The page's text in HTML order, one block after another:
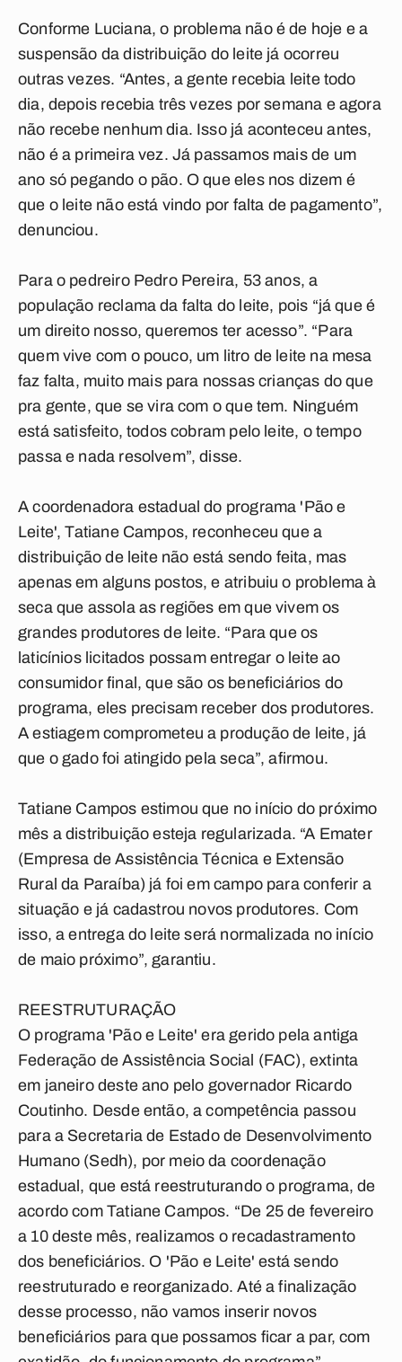
Conforme Luciana, o problema não é de hoje e a
suspensão da distribuição do leite já ocorreu
outras vezes. “Antes, a gente recebia leite todo
dia, depois recebia três vezes por semana e agora
não recebe nenhum dia. Isso já aconteceu antes,
não é a primeira vez. Já passamos mais de um
ano só pegando o pão. O que eles nos dizem é
que o leite não está vindo por falta de pagamento”,
denunciou.
Para o pedreiro Pedro Pereira, 53 anos, a
população reclama da falta do leite, pois “já que é
um direito nosso, queremos ter acesso”. “Para
quem vive com o pouco, um litro de leite na mesa
faz falta, muito mais para nossas crianças do que
pra gente, que se vira com o que tem. Ninguém
está satisfeito, todos cobram pelo leite, o tempo
passa e nada resolvem”, disse.
A coordenadora estadual do programa 'Pão e
Leite', Tatiane Campos, reconheceu que a
distribuição de leite não está sendo feita, mas
apenas em alguns postos, e atribuiu o problema à
seca que assola as regiões em que vivem os
grandes produtores de leite. “Para que os
laticínios licitados possam entregar o leite ao
consumidor final, que são os beneficiários do
programa, eles precisam receber dos produtores.
A estiagem comprometeu a produção de leite, já
que o gado foi atingido pela seca”, afirmou.
Tatiane Campos estimou que no início do próximo
mês a distribuição esteja regularizada. “A Emater
(Empresa de Assistência Técnica e Extensão
Rural da Paraíba) já foi em campo para conferir a
situação e já cadastrou novos produtores. Com
isso, a entrega do leite será normalizada no início
de maio próximo”, garantiu.
REESTRUTURAÇÃO
O programa 'Pão e Leite' era gerido pela antiga
Federação de Assistência Social (FAC), extinta
em janeiro deste ano pelo governador Ricardo
Coutinho. Desde então, a competência passou
para a Secretaria de Estado de Desenvolvimento
Humano (Sedh), por meio da coordenação
estadual, que está reestruturando o programa, de
acordo com Tatiane Campos. “De 25 de fevereiro
a 10 deste mês, realizamos o recadastramento
dos beneficiários. O 'Pão e Leite' está sendo
reestruturado e reorganizado. Até a finalização
desse processo, não vamos inserir novos
beneficiários para que possamos ficar a par, com